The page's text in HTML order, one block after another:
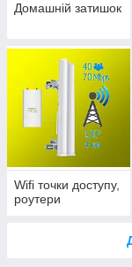
Домашній затишок
Wifi точки доступу,
роутери